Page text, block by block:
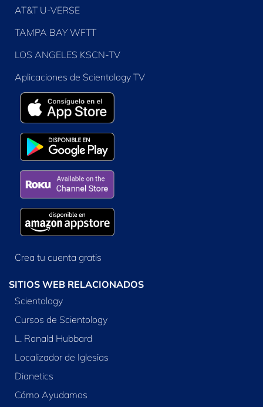
AT&T U-VERSE
TAMPA BAY WFTT
LOS ANGELES KSCN-TV
Aplicaciones de Scientology TV
Crea tu cuenta gratis
SITIOS WEB RELACIONADOS
Scientology
Cursos de Scientology
L. Ronald Hubbard
Localizador de Iglesias
Dianetics
Cómo Ayudamos